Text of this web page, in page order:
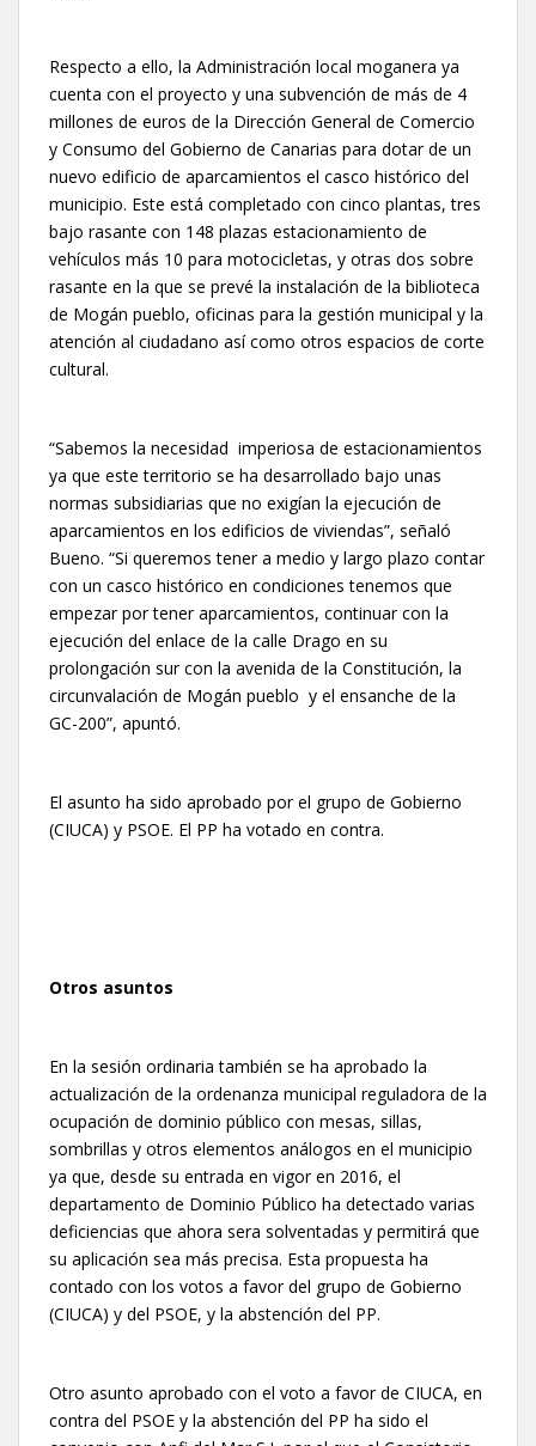
Respecto a ello, la Administración local moganera ya
cuenta con el proyecto y una subvención de más de 4
millones de euros de la Dirección General de Comercio
y Consumo del Gobierno de Canarias para dotar de un
nuevo edificio de aparcamientos el casco histórico del
municipio. Este está completado con cinco plantas, tres
bajo rasante con 148 plazas estacionamiento de
vehículos más 10 para motocicletas, y otras dos sobre
rasante en la que se prevé la instalación de la biblioteca
de Mogán pueblo, oficinas para la gestión municipal y la
atención al ciudadano así como otros espacios de corte
cultural.
“Sabemos la necesidad imperiosa de estacionamientos
ya que este territorio se ha desarrollado bajo unas
normas subsidiarias que no exigían la ejecución de
aparcamientos en los edificios de viviendas”, señaló
Bueno. “Si queremos tener a medio y largo plazo contar
con un casco histórico en condiciones tenemos que
empezar por tener aparcamientos, continuar con la
ejecución del enlace de la calle Drago en su
prolongación sur con la avenida de la Constitución, la
circunvalación de Mogán pueblo y el ensanche de la
GC-200”, apuntó.
El asunto ha sido aprobado por el grupo de Gobierno
(CIUCA) y PSOE. El PP ha votado en contra.
Otros asuntos
En la sesión ordinaria también se ha aprobado la
actualización de la ordenanza municipal reguladora de la
ocupación de dominio público con mesas, sillas,
sombrillas y otros elementos análogos en el municipio
ya que, desde su entrada en vigor en 2016, el
departamento de Dominio Público ha detectado varias
deficiencias que ahora sera solventadas y permitirá que
su aplicación sea más precisa. Esta propuesta ha
contado con los votos a favor del grupo de Gobierno
(CIUCA) y del PSOE, y la abstención del PP.
Otro asunto aprobado con el voto a favor de CIUCA, en
contra del PSOE y la abstención del PP ha sido el